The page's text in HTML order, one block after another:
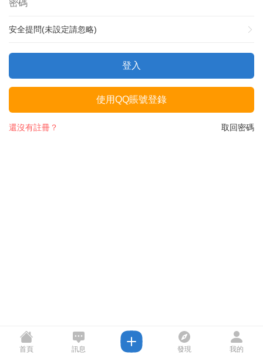
安全提問(未設定請忽略)
登入
使用QQ賬號登錄
取回密碼
還沒有註冊？
首頁 訊息 發現 我的